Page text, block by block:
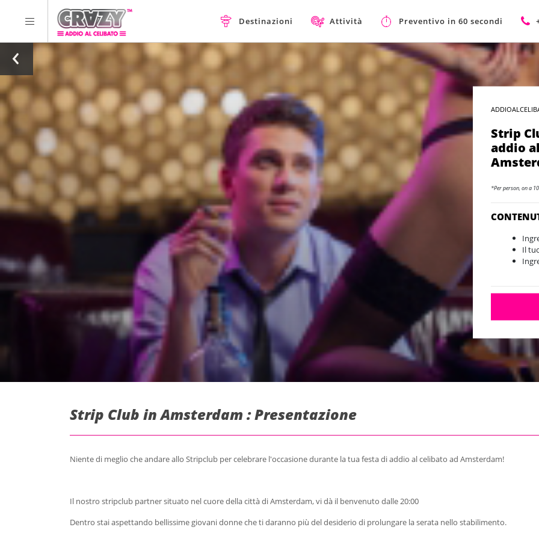
Destinazioni Attività Preventivo in 60 secondi
Strip
addio
*Per person, on a
Il
Strip Club in Amsterdam : Presentazione
Niente di meglio che andare allo Stripclub per celebrare l'occasione durante la tua festa di addio al celibato ad Amsterdam!
Il nostro stripclub partner situato nel cuore della città di Amsterdam, vi dà il benvenuto dalle 20:00
Dentro stai aspettando bellissime giovani donne che ti daranno più del desiderio di prolungare la serata nello stabilimento.